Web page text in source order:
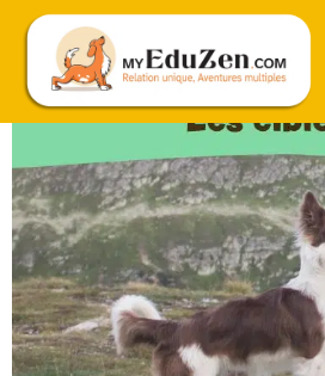
Les cibles